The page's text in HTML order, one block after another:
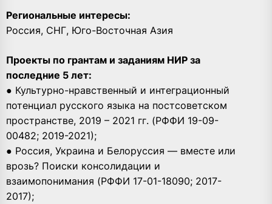
Региональные интересы:
Россия, СНГ, Юго-Восточная Азия
Проекты по грантам и заданиям НИР за
последние 5 лет:
● Культурно-нравственный и интеграционный
потенциал русского языка на постсоветском
пространстве, 2019 – 2021 гг. (РФФИ 19-09-
00482; 2019-2021);
● Россия, Украина и Белоруссия — вместе или
врозь? Поиски консолидации и
взаимопонимания (РФФИ 17-01-18090; 2017-
2017);